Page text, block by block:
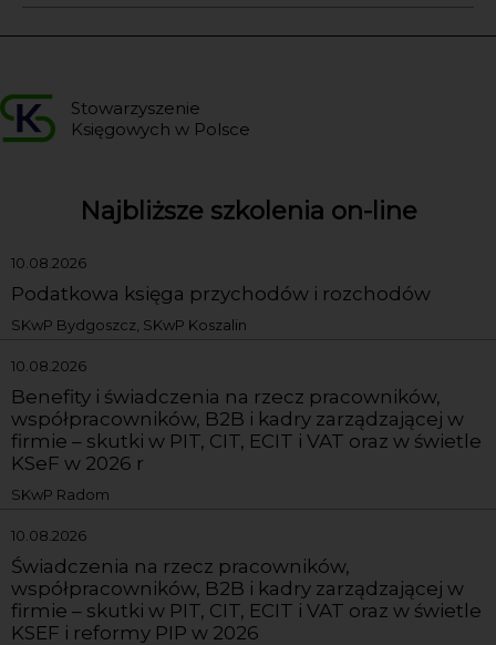
Stowarzyszenie
Księgowych w Polsce
Najbliższe szkolenia on-line
10.08.2026
Podatkowa księga przychodów i rozchodów
SKwP Bydgoszcz, SKwP Koszalin
10.08.2026
Benefity i świadczenia na rzecz pracowników,
współpracowników, B2B i kadry zarządzającej w
firmie – skutki w PIT, CIT, ECIT i VAT oraz w świetle
KSeF w 2026 r
SKwP Radom
10.08.2026
Świadczenia na rzecz pracowników,
współpracowników, B2B i kadry zarządzającej w
firmie – skutki w PIT, CIT, ECIT i VAT oraz w świetle
KSEF i reformy PIP w 2026